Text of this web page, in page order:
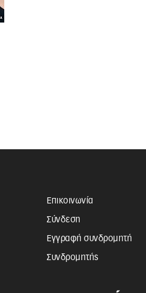
Επικοινωνία
Σύνδεση
Εγγραφή συνδρομητή
Συνδρομητής